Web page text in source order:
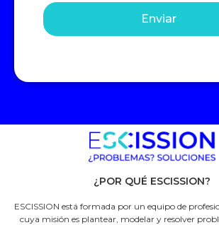
¿POR QUÉ ESCISSION?
ESCISSION está formada por un equipo de
cuya misión es plantear, modelar y resolver